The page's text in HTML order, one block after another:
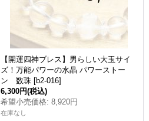
【開運四神ブレス】男らしい大玉サイ
ズ！万能パワーの水晶 パワーストー
ン 数珠 [b2-016]
6,300円(税込)
希望小売価格: 8,920円
在庫なし